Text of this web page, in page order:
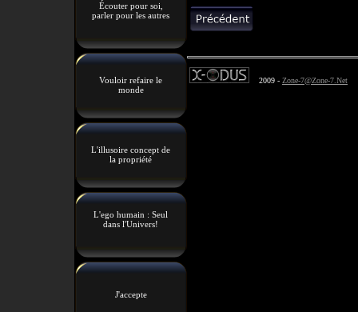
Écouter pour soi,
parler pour les autres
Vouloir refaire le
monde
L'illusoire concept de
la propriété
L'ego humain : Seul
dans l'Univers!
J'accepte
2009 - Zone-7@Zone-7.Net